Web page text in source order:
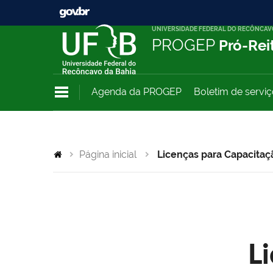
UNIVERSIDADE FEDERAL DO
PROGEP Pró-
Agenda da PROGEP Boletim de
Página inicial Licenças para